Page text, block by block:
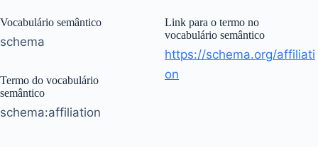
Vocabulário semântico
schema
Termo do vocabulário
semântico
schema:affiliation
Link para o termo no
vocabulário semântico
https://schema.org/affiliati
on